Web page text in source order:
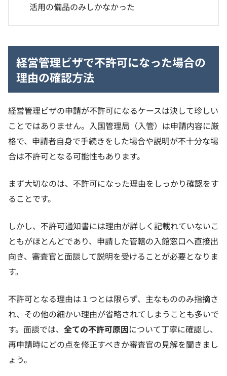
活用の備品のみしかなかった
経営管理ビザで不許可になった場合の
理由の確認方法
経営管理ビザの申請が不許可になるケースは決して珍しい
ことではありません。入国管理局（入管）は申請内容に厳
格で、申請者自身で手続きをした場合や説明が不十分な場
合は不許可となる可能性もあります。
まず大切なのは、不許可になった理由をしっかり確認をす
ることです。
しかし、不許可通知書には理由が詳しく記載れていないこ
ともがほとんどであり、申請した管轄の入館窓口へ直接出
向き、審査官と面談して説明を受けることが必要となりま
す。
不許可となる理由は１つとは限らず、主なもののみ指摘さ
れ、その他の細かい理由が省略されてしまうことも多いで
す。面談では、 全ての不許可原因について丁寧に確認し、
再申請時にどの点を修正すべきか審査官の見解を聞きまし
ょう。